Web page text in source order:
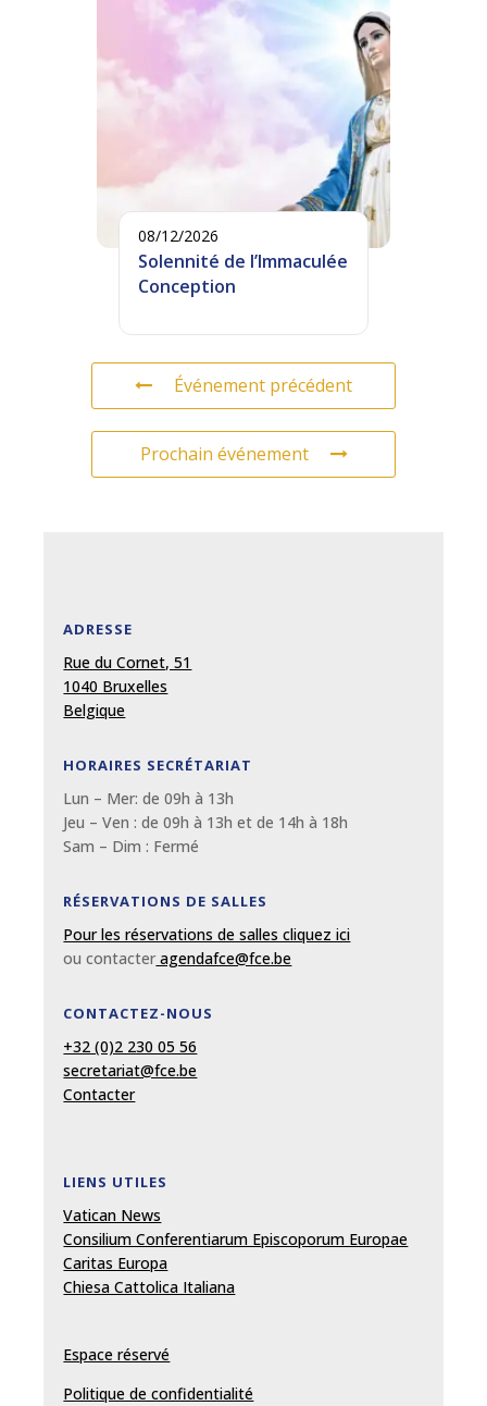
08/12/2026
Solennité de l’Immaculée
Conception
Événement précédent
Prochain événement
ADRESSE
Rue du Cornet, 51
1040 Bruxelles
Belgique
HORAIRES SECRÉTARIAT
Lun – Mer: de 09h à 13h
Jeu – Ven : de 09h à 13h et de 14h à 18h
Sam – Dim : Fermé
RÉSERVATIONS DE SALLES
Pour les réservations de salles cliquez ici
ou contacter agendafce@fce.be
CONTACTEZ-NOUS
+32 (0)2 230 05 56
secretariat@fce.be
Contacter
LIENS UTILES
Vatican News
Consilium Conferentiarum Episcoporum Europae
Caritas Europa
Chiesa Cattolica Italiana
Espace réservé
Politique de confidentialité